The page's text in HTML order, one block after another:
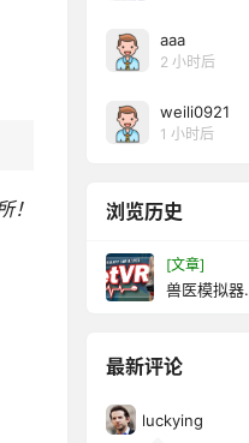
！
aaa
2 小时后
weili0921
1 小时后
浏览历史
[文章]
兽医模拟器
最新评论
luckying